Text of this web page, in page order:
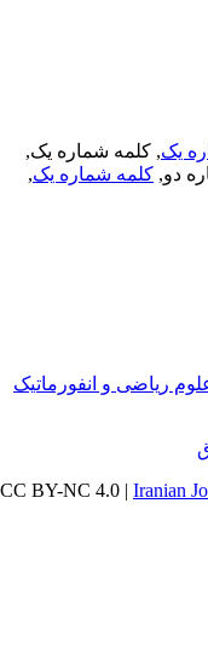
یک, کلمه شماره یک,
دو,کلمه شماره یک,
ریاضی و انفورماتیک
Iranian